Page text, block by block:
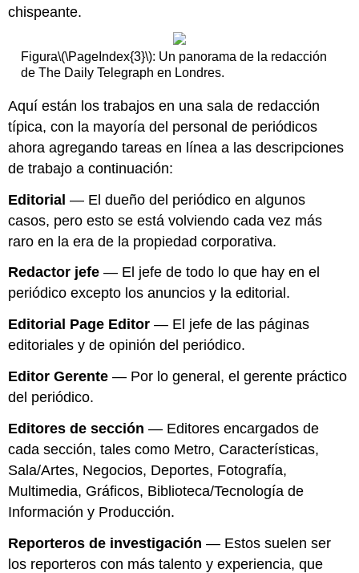
chispeante.
Figura\(\PageIndex{3}\): Un panorama de la redacción
de The Daily Telegraph en Londres.
Aquí están los trabajos en una sala de redacción
típica, con la mayoría del personal de periódicos
ahora agregando tareas en línea a las descripciones
de trabajo a continuación:
Editorial — El dueño del periódico en algunos
casos, pero esto se está volviendo cada vez más
raro en la era de la propiedad corporativa.
Redactor jefe — El jefe de todo lo que hay en el
periódico excepto los anuncios y la editorial.
Editorial Page Editor — El jefe de las páginas
editoriales y de opinión del periódico.
Editor Gerente — Por lo general, el gerente práctico
del periódico.
Editores de sección — Editores encargados de
cada sección, tales como Metro, Características,
Sala/Artes, Negocios, Deportes, Fotografía,
Multimedia, Gráficos, Biblioteca/Tecnología de
Información y Producción.
Reporteros de investigación — Estos suelen ser
los reporteros con más talento y experiencia, que